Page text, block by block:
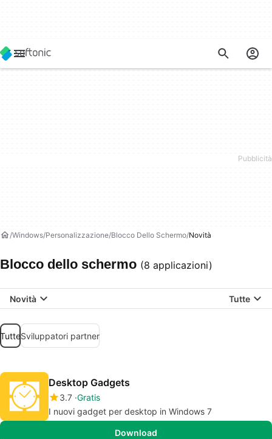
Windows Personalizzazione Blocco Dello Schermo Novità
Blocco dello schermo (8 applicazioni)
Novità Tutte
TutteSviluppatori partner
Desktop Gadgets
3.7 Gratis
I nuovi gadget per desktop in Windows 7
Download